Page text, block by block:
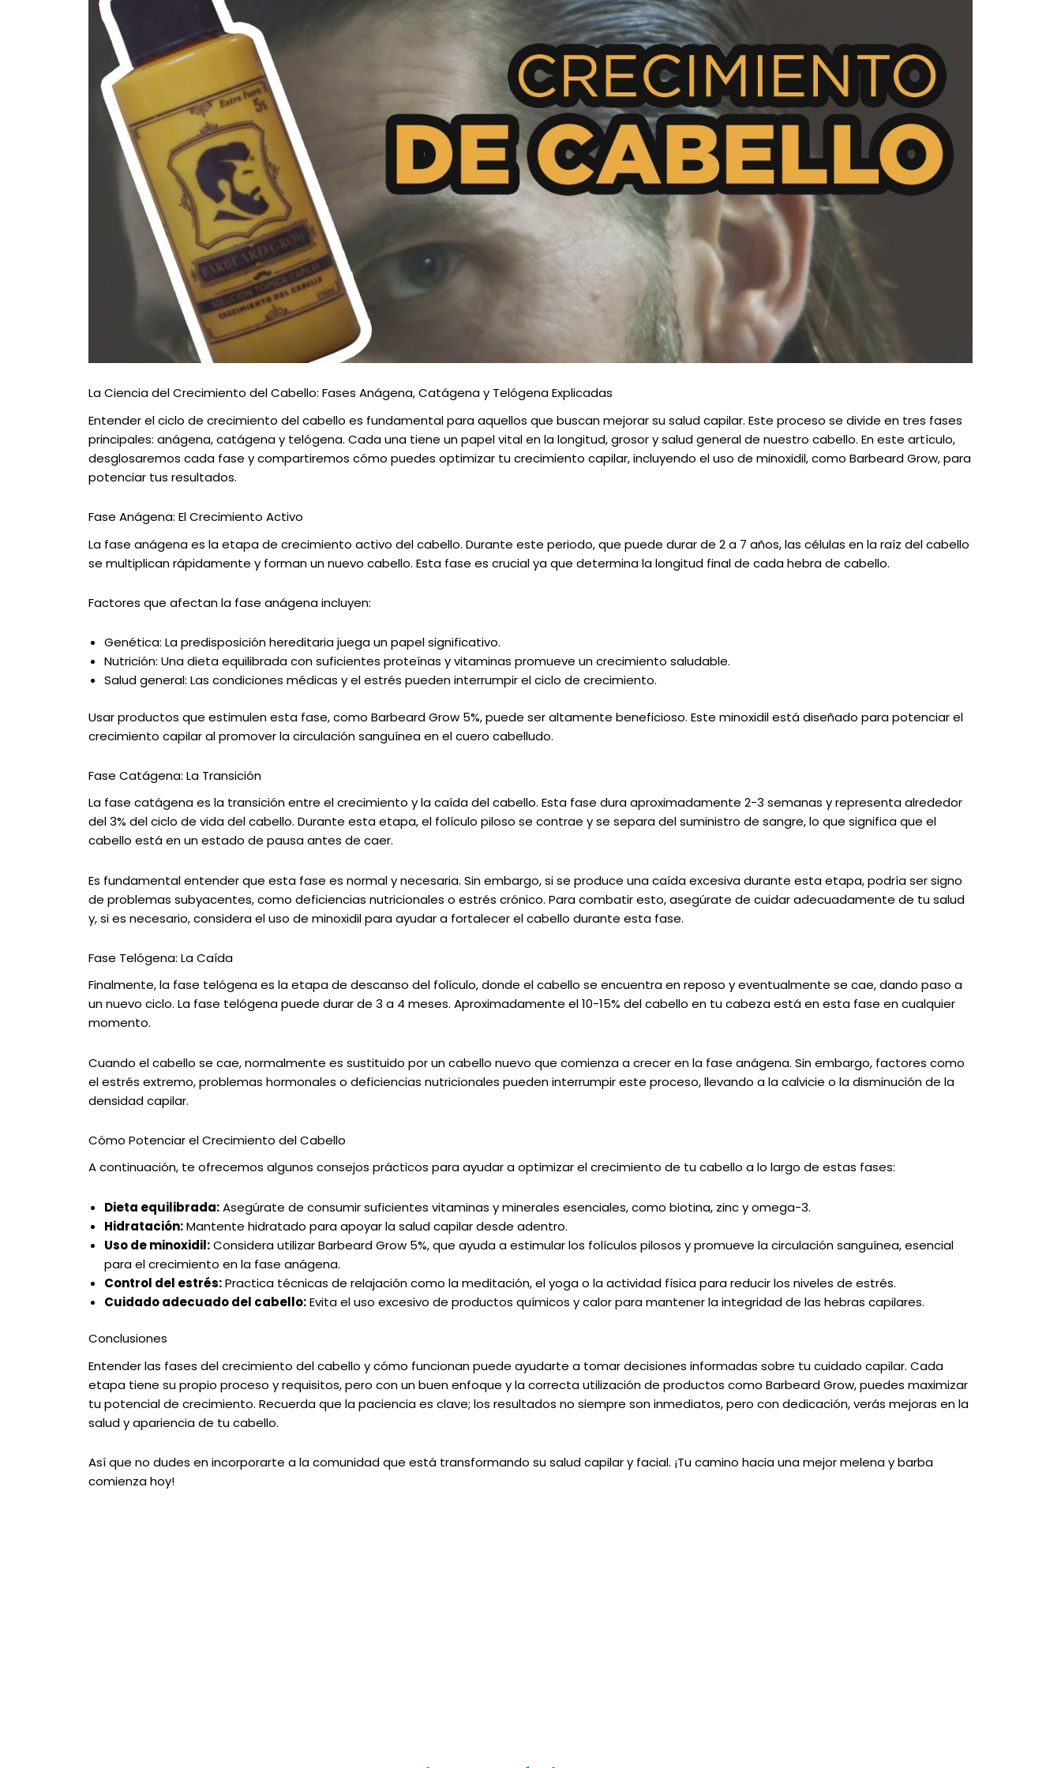
La Ciencia del Crecimiento del Cabello: Fases Anágena, Catágena y Telógena Explicadas
Entender el ciclo de crecimiento del cabello es fundamental para aquellos que buscan mejorar su salud capilar. Este proceso se divide en tres fases
principales: anágena, catágena y telógena. Cada una tiene un papel vital en la longitud, grosor y salud general de nuestro cabello. En este artículo,
desglosaremos cada fase y compartiremos cómo puedes optimizar tu crecimiento capilar, incluyendo el uso de minoxidil, como Barbeard Grow, para
potenciar tus resultados.
Fase Anágena: El Crecimiento Activo
La fase anágena es la etapa de crecimiento activo del cabello. Durante este periodo, que puede durar de 2 a 7 años, las células en la raíz del cabello
se multiplican rápidamente y forman un nuevo cabello. Esta fase es crucial ya que determina la longitud final de cada hebra de cabello.
Factores que afectan la fase anágena incluyen:
Genética: La predisposición hereditaria juega un papel significativo.
Nutrición: Una dieta equilibrada con suficientes proteínas y vitaminas promueve un crecimiento saludable.
Salud general: Las condiciones médicas y el estrés pueden interrumpir el ciclo de crecimiento.
Usar productos que estimulen esta fase, como Barbeard Grow 5%, puede ser altamente beneficioso. Este minoxidil está diseñado para potenciar el
crecimiento capilar al promover la circulación sanguínea en el cuero cabelludo.
Fase Catágena: La Transición
La fase catágena es la transición entre el crecimiento y la caída del cabello. Esta fase dura aproximadamente 2-3 semanas y representa alrededor
del 3% del ciclo de vida del cabello. Durante esta etapa, el folículo piloso se contrae y se separa del suministro de sangre, lo que significa que el
cabello está en un estado de pausa antes de caer.
Es fundamental entender que esta fase es normal y necesaria. Sin embargo, si se produce una caída excesiva durante esta etapa, podría ser signo
de problemas subyacentes, como deficiencias nutricionales o estrés crónico. Para combatir esto, asegúrate de cuidar adecuadamente de tu salud
y, si es necesario, considera el uso de minoxidil para ayudar a fortalecer el cabello durante esta fase.
Fase Telógena: La Caída
Finalmente, la fase telógena es la etapa de descanso del folículo, donde el cabello se encuentra en reposo y eventualmente se cae, dando paso a
un nuevo ciclo. La fase telógena puede durar de 3 a 4 meses. Aproximadamente el 10-15% del cabello en tu cabeza está en esta fase en cualquier
momento.
Cuando el cabello se cae, normalmente es sustituido por un cabello nuevo que comienza a crecer en la fase anágena. Sin embargo, factores como
el estrés extremo, problemas hormonales o deficiencias nutricionales pueden interrumpir este proceso, llevando a la calvicie o la disminución de la
densidad capilar.
Cómo Potenciar el Crecimiento del Cabello
A continuación, te ofrecemos algunos consejos prácticos para ayudar a optimizar el crecimiento de tu cabello a lo largo de estas fases:
Dieta equilibrada:Asegúrate de consumir suficientes vitaminas y minerales esenciales, como biotina, zinc y omega-3.
Hidratación:Mantente hidratado para apoyar la salud capilar desde adentro.
Uso de minoxidil:Considera utilizar Barbeard Grow 5%, que ayuda a estimular los folículos pilosos y promueve la circulación sanguínea, esencial
para el crecimiento en la fase anágena.
Control del estrés:Practica técnicas de relajación como la meditación, el yoga o la actividad física para reducir los niveles de estrés.
Cuidado adecuado del cabello:Evita el uso excesivo de productos químicos y calor para mantener la integridad de las hebras capilares.
Conclusiones
Entender las fases del crecimiento del cabello y cómo funcionan puede ayudarte a tomar decisiones informadas sobre tu cuidado capilar. Cada
etapa tiene su propio proceso y requisitos, pero con un buen enfoque y la correcta utilización de productos como Barbeard Grow, puedes maximizar
tu potencial de crecimiento. Recuerda que la paciencia es clave; los resultados no siempre son inmediatos, pero con dedicación, verás mejoras en la
salud y apariencia de tu cabello.
Así que no dudes en incorporarte a la comunidad que está transformando su salud capilar y facial. ¡Tu camino hacia una mejor melena y barba
comienza hoy!